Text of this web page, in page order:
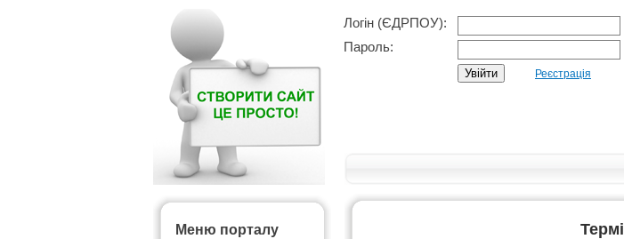
Логін (ЄДРПОУ):
Пароль:
Реєстрація
Меню порталу